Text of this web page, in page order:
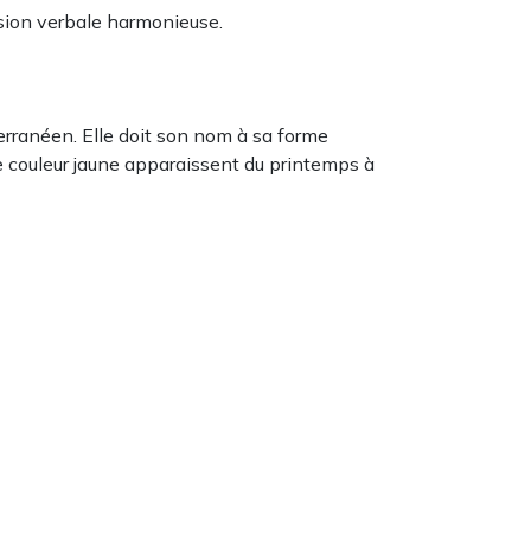
verbale harmonieuse.
Elle doit son nom à sa forme
couleur jaune apparaissent du printemps à